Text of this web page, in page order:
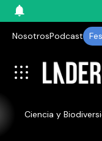
NosotrosPodcast
Ciencia y